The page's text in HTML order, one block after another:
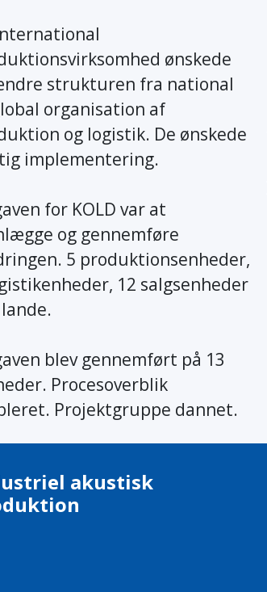
ønskede
strukturen fra national
organisation af
og logistik. De ønskede
implementering.
for KOLD var at
og gennemføre
5 produktionsenheder,
12 salgsenheder
blev gennemført på 13
Procesoverblik
Projektgruppe dannet.
akustisk